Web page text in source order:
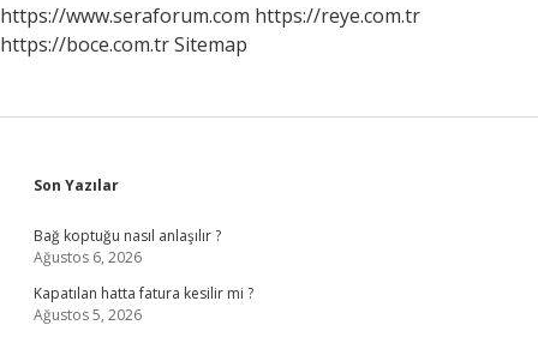
https://www.seraforum.com https://reye.com.tr
https://boce.com.trSitemap
Sidebar
Son Yazılar
Bağ koptuğu nasıl anlaşılır ?
Ağustos 6, 2026
Kapatılan hatta fatura kesilir mi ?
Ağustos 5, 2026